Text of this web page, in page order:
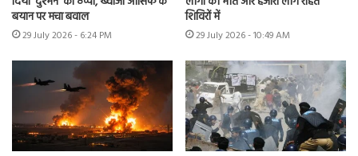
बयान पर मचा बवाल
29 July 2026 - 6:24 PM
शिविरों में
29 July 2026 - 10:49 AM